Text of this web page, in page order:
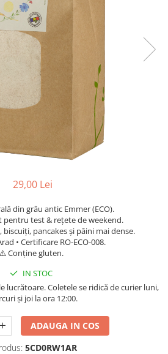
29,00 Lei
din grâu antic Emmer (ECO).
pentru test & rețete de weekend.
biscuiți, pancakes și pâini mai dense.
• Certificare RO-ECO-008.
⚠️ Conține gluten.
IN STOC
lucrătoare. Coletele se ridică de curier luni,
și joi la ora 12:00.
ADAUGA IN COS
5CD0RW1AR